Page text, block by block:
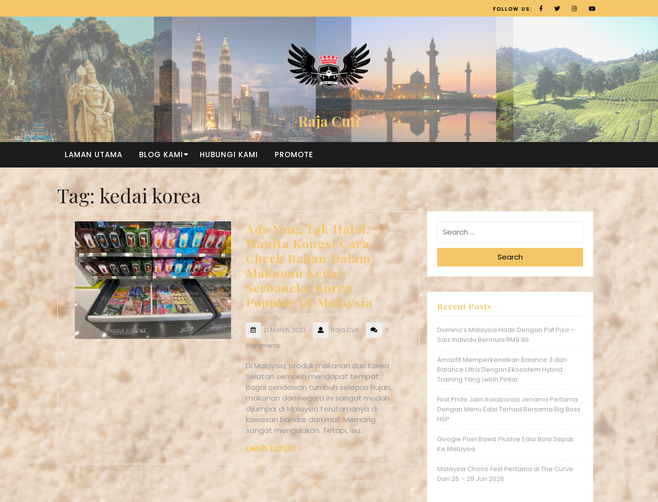
FOLLOW US:
Raja Cuti
LAMAN UTAMA BLOG KAMI HUBUNGI KAMI PROMOTE
Tag: kedai korea
Ada Yang Tak Halal,
Wanita Kongsi Cara
Check Bahan Dalam
Makanan Kedai
Serbaneka Korea
Popular Di Malaysia
21 March, 2023 Raja.Cuti
0
Comments
Di Malaysia, produk makanan dari Korea
Selatan semakin mendapat tempat.
Bagai cendawan tumbuh selepas hujan,
makanan dari negara ini sangat mudah
dijumpai di Malaysia terutamanya di
kawasan bandar dan mall. Memang
sangat mengujakan. Tetapi, isu…
Lebih Lanjut
Search
Recent Posts
Domino’s Malaysia Hadir Dengan Paf Piza –
Saiz Individu Bermula RM9.90
Amazfit Memperkenalkan Balance 3 dan
Balance Ultra Dengan Ekosistem Hybrid
Training Yang Lebih Pintar
First Pride Jalin Kolaborasi Jenama Pertama
Dengan Menu Edisi Terhad Bersama Big Boss
HSP
Google Pixel Bawa Plushie Edisi Bola Sepak
Ke Malaysia
Malaysia Choco Fest Pertama di The Curve
Dari 25 – 28 Jun 2026